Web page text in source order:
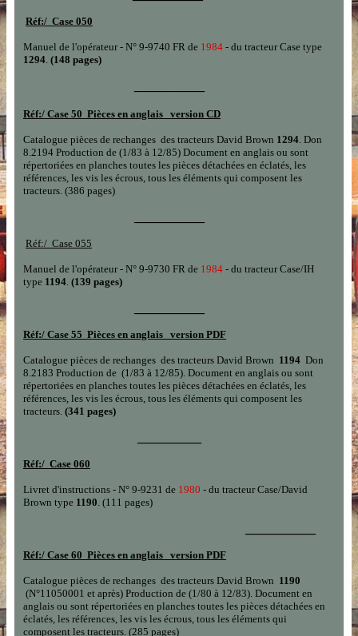
Réf:/ Case 050
Manuel de l'opérateur - N° 9-9740 FR de 1984 - du tracteur Case type
1294. (148 pages)
Réf:/ Case 50 Pièces en anglais version CD
Catalogue pièces de rechanges des tracteurs David Brown 1294. Don
8.2194 Production de (1/83 à 12/85) Document en anglais ou sont
répertoriées en planches toutes les pièces détachées en éclatés, les
références, les vis les écrous, tous les éléments qui composent les
tracteurs. (386 pages)
Réf:/ Case 055
Manuel de l'opérateur - N° 9-9730 FR de 1984 - du tracteur Case/IH
type 1194. (139 pages)
Réf:/ Case 55 Pièces en anglais version PDF
Catalogue pièces de rechanges des tracteurs David Brown 1194 Don
8.2183 Production de (1/83 à 12/85). Document en anglais ou sont
répertoriées en planches toutes les pièces détachées en éclatés, les
références, les vis les écrous, tous les éléments qui composent les
tracteurs. (341 pages)
Réf:/ Case 060
Livret d'instructions - N° 9-9231 de 1980 - du tracteur Case/David
Brown type 1190. (111 pages)
Réf:/ Case 60 Pièces en anglais version PDF
Catalogue pièces de rechanges des tracteurs David Brown 1190
(N°11050001 et après) Production de (1/80 à 12/83). Document en
anglais ou sont répertoriées en planches toutes les pièces détachées en
éclatés, les références, les vis les écrous, tous les éléments qui
composent les tracteurs. (285 pages)